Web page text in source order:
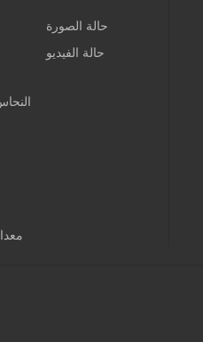
حالة الصورة
حالة الفيديو